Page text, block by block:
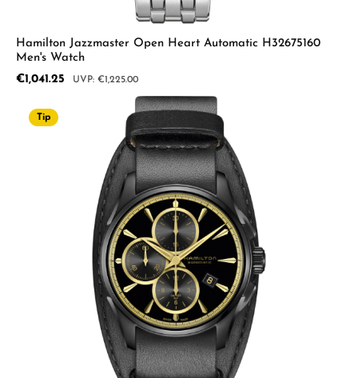
Hamilton Jazzmaster Open Heart Automatic H32675160
Men's Watch
Sale price:
€1,041.25 Regular price:
€1,225.00
Tip